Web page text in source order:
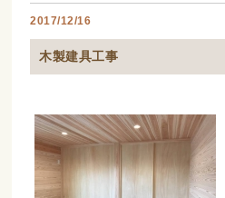
2017/12/16
木製建具工事